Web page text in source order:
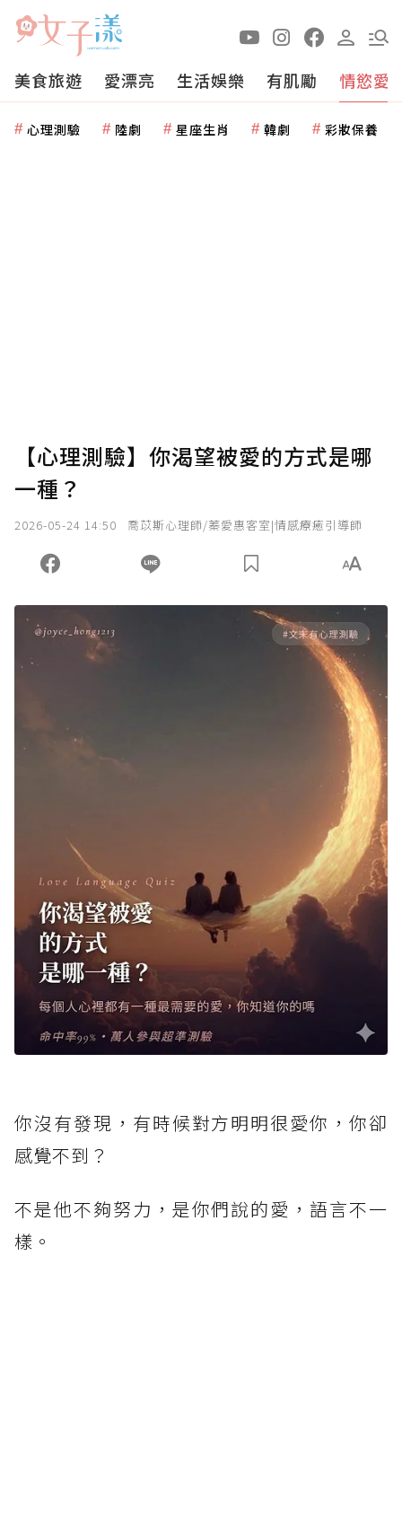
美食旅遊 愛漂亮 生活娛樂 有肌勵 情慾愛
心理測驗 陸劇 星座生肖 韓劇 彩妝保養
【心理測驗】你渴望被愛的方式是哪
一種？
2026-05-24 14:50 喬苡斯心理師/蓁愛惠客室|情感療癒引導師
你沒有發現，有時候對方明明很愛你，你卻
感覺不到？
不是他不夠努力，是你們說的愛，語言不一
樣。